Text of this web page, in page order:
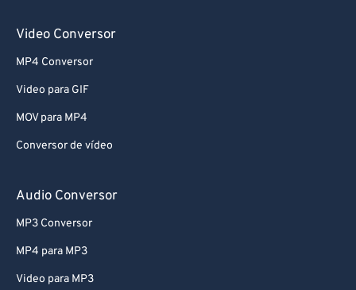
Video Conversor
MP4 Conversor
Video para GIF
MOV para MP4
Conversor de vídeo
Audio Conversor
MP3 Conversor
MP4 para MP3
Video para MP3